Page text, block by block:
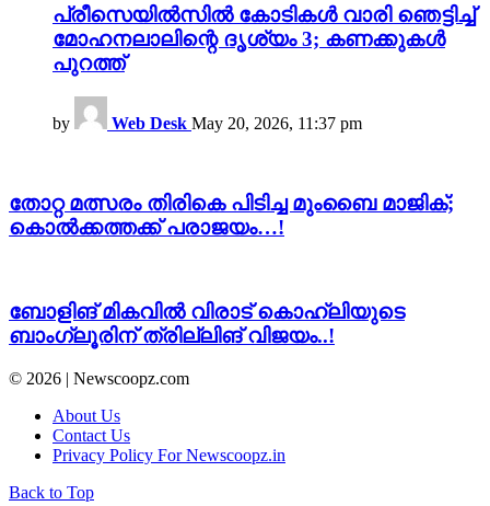
പ്രീസെയിൽസിൽ കോടികൾ വാരി ഞെട്ടിച്ച്
മോഹനലാലിന്റെ ദൃശ്യം 3; കണക്കുകൾ
പുറത്ത്
by Web Desk May 20, 2026, 11:37 pm
തോറ്റ മത്സരം തിരികെ പിടിച്ച മുംബൈ മാജിക്;
കൊൽക്കത്തക്ക് പരാജയം…!
ബോളിങ് മികവിൽ വിരാട് കൊഹ്‌ലിയുടെ
ബാംഗ്ലൂരിന് ത്രില്ലിങ് വിജയം..!
© 2026 | Newscoopz.com
About Us
Contact Us
Privacy Policy For Newscoopz.in
Back to Top